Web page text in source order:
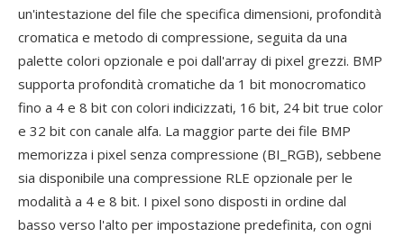
un'intestazione del file che specifica dimensioni, profondità
cromatica e metodo di compressione, seguita da una
palette colori opzionale e poi dall'array di pixel grezzi. BMP
supporta profondità cromatiche da 1 bit monocromatico
fino a 4 e 8 bit con colori indicizzati, 16 bit, 24 bit true color
e 32 bit con canale alfa. La maggior parte dei file BMP
memorizza i pixel senza compressione (BI_RGB), sebbene
sia disponibile una compressione RLE opzionale per le
modalità a 4 e 8 bit. I pixel sono disposti in ordine dal
basso verso l'alto per impostazione predefinita, con ogni